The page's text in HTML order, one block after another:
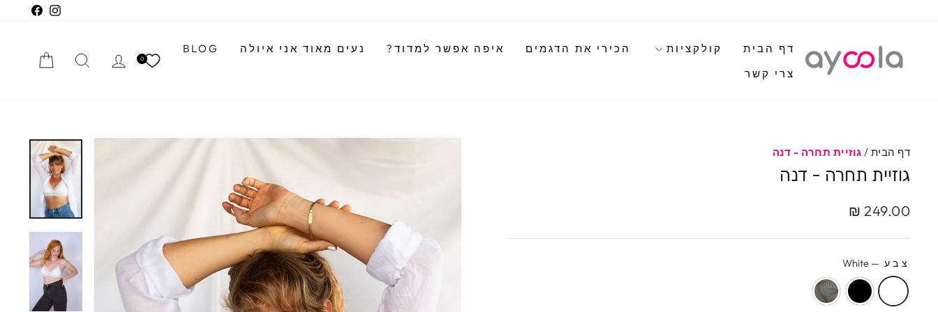
Instagram
דף הבית קולקציות הכירי את הדגמים איפה אפשר למדוד? נעים מאוד אני איולה
BLOG
צרי קשר
0 התחבריחיפוש
דף הבית / גוזיית תחרה - דנה
גוזיית תחרה - דנה
מחיר
249.00 ₪
צבע —
White